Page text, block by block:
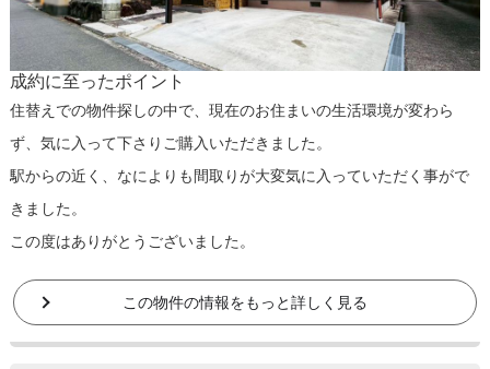
成約に至ったポイント
住替えでの物件探しの中で、現在のお住まいの生活環境が変わら
ず、気に入って下さりご購入いただきました。
駅からの近く、なによりも間取りが大変気に入っていただく事がで
きました。
この度はありがとうございました。
この物件の情報をもっと詳しく見る